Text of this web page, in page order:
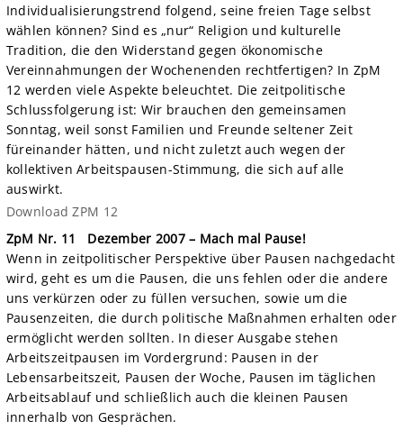
Individualisierungstrend folgend, seine freien Tage selbst
wählen können? Sind es „nur“ Religion und kulturelle
Tradition, die den Widerstand gegen ökonomische
Vereinnahmungen der Wochenenden rechtfertigen? In ZpM
12 werden viele Aspekte beleuchtet. Die zeitpolitische
Schlussfolgerung ist: Wir brauchen den gemeinsamen
Sonntag, weil sonst Familien und Freunde seltener Zeit
füreinander hätten, und nicht zuletzt auch wegen der
kollektiven Arbeitspausen-Stimmung, die sich auf alle
auswirkt.
Download ZPM 12
ZpM Nr. 11
Dezember 2007 – Mach mal Pause!
Wenn in zeitpolitischer Perspektive über Pausen nachgedacht
wird, geht es um die Pausen, die uns fehlen oder die andere
uns verkürzen oder zu füllen versuchen, sowie um die
Pausenzeiten, die durch politische Maßnahmen erhalten oder
ermöglicht werden sollten. In dieser Ausgabe stehen
Arbeitszeitpausen im Vordergrund: Pausen in der
Lebensarbeitszeit, Pausen der Woche, Pausen im täglichen
Arbeitsablauf und schließlich auch die kleinen Pausen
innerhalb von Gesprächen.